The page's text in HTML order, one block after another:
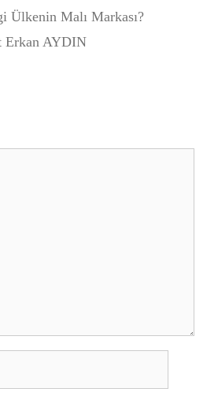
Ülkenin Malı Markası?
Erkan AYDIN